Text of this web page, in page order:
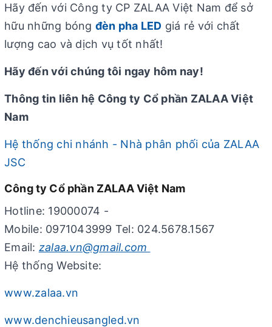
Hãy đến với Công ty CP ZALAA Việt Nam để sở
hữu những bóng đèn pha LED giá rẻ với chất
lượng cao và dịch vụ tốt nhất!
Hãy đến với chúng tôi ngay hôm nay!
Thông tin liên hệ Công ty Cổ phần ZALAA Việt
Nam
Hệ thống chi nhánh - Nhà phân phối của ZALAA
JSC
Công ty Cổ phần ZALAA Việt Nam
Hotline: 19000074 -
Mobile: 0971043999 Tel: 024.5678.1567
Email: zalaa.vn@gmail.com
Hệ thống Website:
www.zalaa.vn
www.denchieusangled.vn